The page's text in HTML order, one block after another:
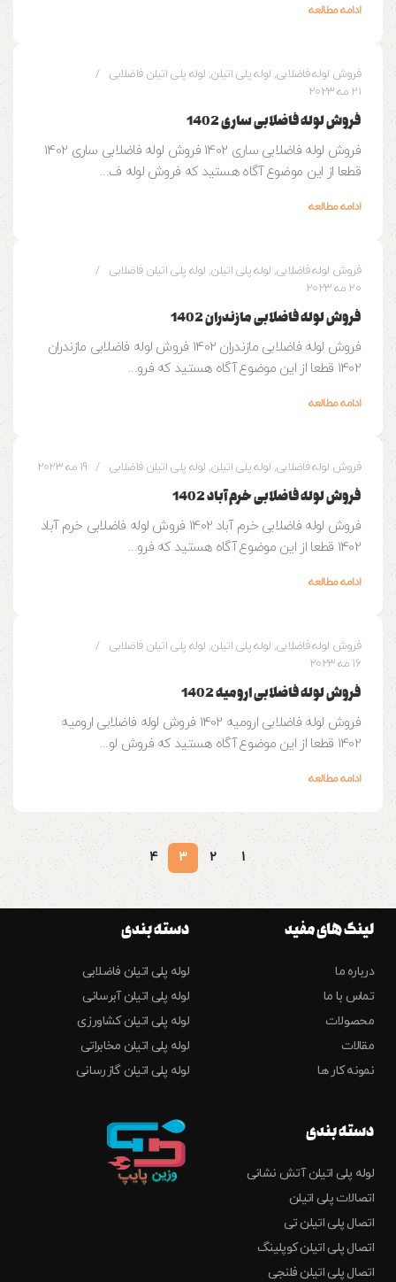
ادامه مطالعه
فروش لوله فاضلابی, لوله پلی اتیلن, لوله پلی اتیلن فاضلابی
21 مه 2023
فروش لوله فاضلابی ساری 1402
فروش لوله فاضلابی ساری 1402 فروش لوله فاضلابی ساری 1402
قطعا از این موضوع آگاه هستید که فروش لوله ف...
ادامه مطالعه
فروش لوله فاضلابی, لوله پلی اتیلن, لوله پلی اتیلن فاضلابی
20 مه 2023
فروش لوله فاضلابی مازندران 1402
فروش لوله فاضلابی مازندران 1402 فروش لوله فاضلابی مازندران
1402 قطعا از این موضوع آگاه هستید که فرو...
ادامه مطالعه
فروش لوله فاضلابی, لوله پلی اتیلن, لوله پلی اتیلن فاضلابی 19 مه 2023
فروش لوله فاضلابی خرم آباد 1402
فروش لوله فاضلابی خرم آباد 1402 فروش لوله فاضلابی خرم آباد
1402 قطعا از این موضوع آگاه هستید که فرو...
ادامه مطالعه
فروش لوله فاضلابی, لوله پلی اتیلن, لوله پلی اتیلن فاضلابی
16 مه 2023
فروش لوله فاضلابی ارومیه 1402
فروش لوله فاضلابی ارومیه 1402 فروش لوله فاضلابی ارومیه
1402 قطعا از این موضوع آگاه هستید که فروش لو...
ادامه مطالعه
1
2
3
4
لینک های مفید
درباره ما
تماس با ما
محصولات
مقالات
نمونه کار ها
دسته بندی
لوله پلی اتیلن فاضلابی
لوله پلی اتیلن آبرسانی
لوله پلی اتیلن کشاورزی
لوله پلی اتیلن مخابراتی
لوله پلی اتیلن گازرسانی
دسته بندی
لوله پلی اتیلن آتش نشانی
اتصالات پلی اتیلن
اتصال پلی اتیلن تی
اتصال پلی اتیلن کوپلینگ
اتصال پلی اتیلن فلنجی